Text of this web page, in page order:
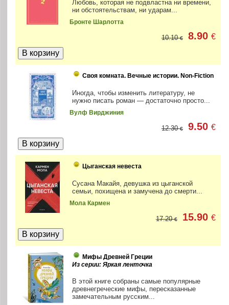
Любовь, которая не подвластна ни времени,
ни обстоятельствам, ни ударам...
Бронте Шарлотта
10.10€ 8.90€
Своя комната. Вечные истории. Non-Fiction
Иногда, чтобы изменить литературу, не
нужно писать роман — достаточно просто...
Вулф Вирджиния
12.30€ 9.50€
Цыганская невеста
Сусана Макайя, девушка из цыганской
семьи, похищена и замучена до смерти...
Мола Кармен
17.20€ 15.90€
Мифы Древней Греции
Из серии: Яркая ленточка
В этой книге собраны самые популярные
древнегреческие мифы, пересказанные
замечательным русским...